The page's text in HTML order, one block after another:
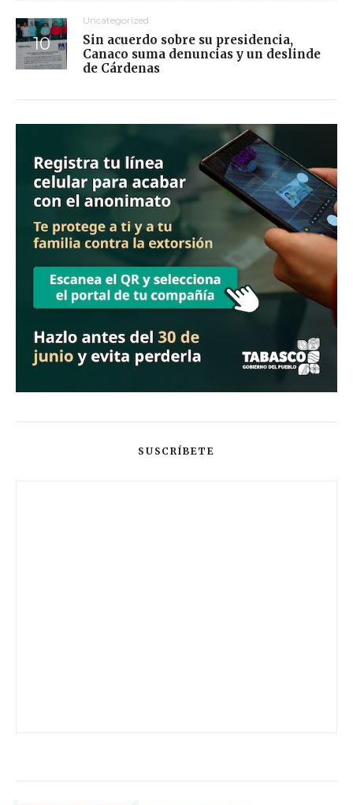
Uncategorized
Sin acuerdo sobre su presidencia,
Canaco suma denuncias y un deslinde
de Cárdenas
SUSCRÍBETE